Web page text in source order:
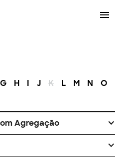
G H I J K L M N O
Agregação